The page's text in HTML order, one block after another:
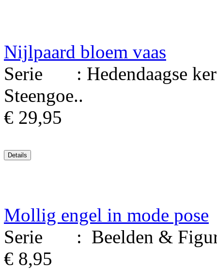
Nijlpaard bloem vaas
Serie : Hedendaagse
Steengoe..
€ 29,95
Mollig engel in mode pose
Serie : Beelden &
€ 8,95